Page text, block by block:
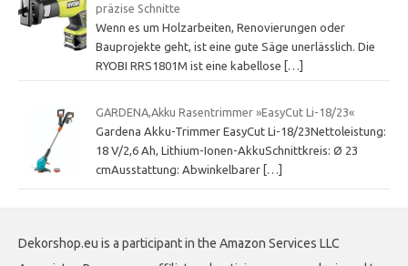
präzise Schnitte
Wenn es um Holzarbeiten, Renovierungen oder
Bauprojekte geht, ist eine gute Säge unerlässlich. Die
RYOBI RRS1801M ist eine kabellose […]
GARDENA,Akku Rasentrimmer »EasyCut Li-18/23«
Gardena Akku-Trimmer EasyCut Li-18/23Nettoleistung:
18 V/2,6 Ah, Lithium-Ionen-AkkuSchnittkreis: Ø 23
cmAusstattung: Abwinkelbarer […]
Dekorshop.eu is a participant in the Amazon Services LLC